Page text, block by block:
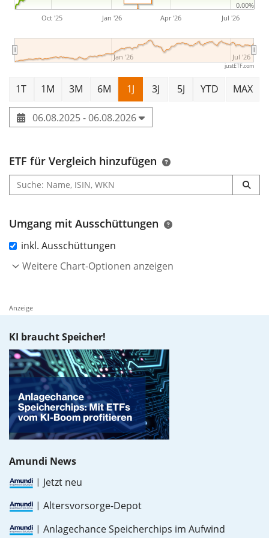
Oct '25 Jan '26 Apr '26 Jul '26
Jan '26 Jul '26
0.00%
justETF.com
1T 1M 3M 6M 1J 3J 5J YTD MAX
06.08.2025 - 06.08.2026
ETF für Vergleich hinzufügen
Umgang mit Ausschüttungen
inkl. Ausschüttungen
Weitere Chart-Optionen anzeigen
Anzeige
KI braucht Speicher!
Amundi News
Jetzt neu
Altersvorsorge-Depot
Anlagechance Speicherchips im Aufwind